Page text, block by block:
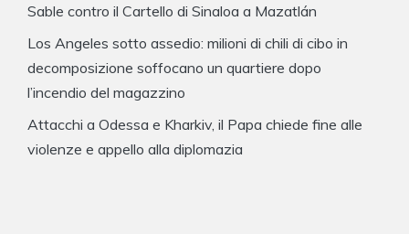
Sable contro il Cartello di Sinaloa a Mazatlán
Los Angeles sotto assedio: milioni di chili di cibo in
decomposizione soffocano un quartiere dopo
l’incendio del magazzino
Attacchi a Odessa e Kharkiv, il Papa chiede fine alle
violenze e appello alla diplomazia